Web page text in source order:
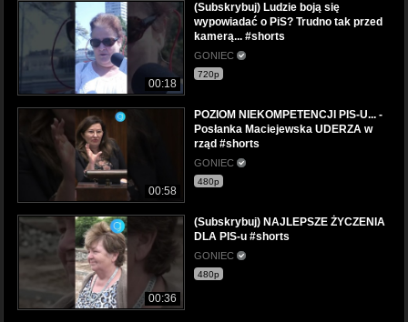
00:18
(Subskrybuj) Ludzie boją się
wypowiadać o PiS? Trudno tak przed
kamerą... #shorts
GONIEC
720p
00:58
POZIOM NIEKOMPETENCJI PIS-U... -
Posłanka Maciejewska UDERZA w
rząd #shorts
GONIEC
480p
00:36
(Subskrybuj) NAJLEPSZE ŻYCZENIA
DLA PIS-u #shorts
GONIEC
480p